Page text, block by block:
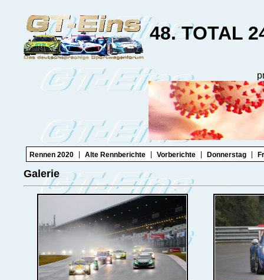
48. TOTAL
Rennen 2020 Alte Rennberichte Vorberichte Donnerstag
Galerie